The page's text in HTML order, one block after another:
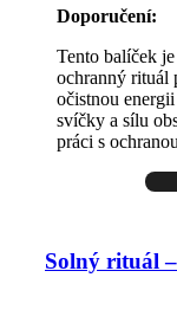
Doporučení:
Tento balíček
ochranný rituál
očistnou
svíčky a sílu
práci s
Solný rituál